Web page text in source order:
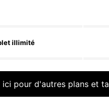
illimité
ici pour d'autres plans et